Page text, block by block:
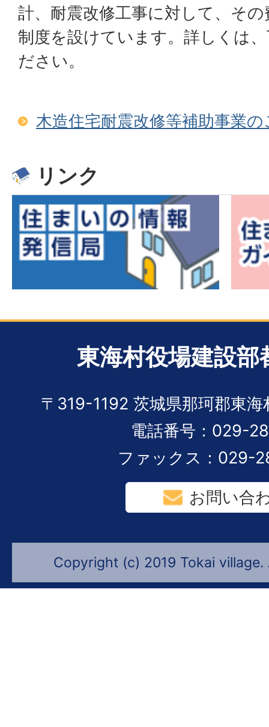
計、耐震改修工事に対して、そ
制度を設けています。詳しくは
ださい。
木造住宅耐震改修等補助事業の
リンク
東海村役場建設部
〒319-1192 茨城県那珂郡東海
電話番号：029-
ファックス：029-
お問い合
Copyright (c) 2019 Tokai village.